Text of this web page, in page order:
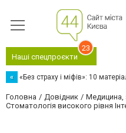
Наші спецпроєкти
23
« «Без страху і міфів»: 10
Головна Довідник Медицина,
Стоматологія високого рівня